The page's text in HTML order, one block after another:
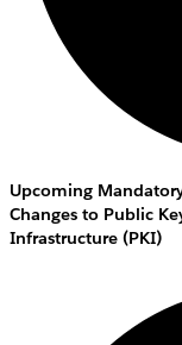
Upcoming
Changes to Public
Infrastructure (PKI)